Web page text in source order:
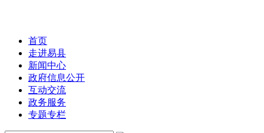
首页
走进易县
新闻中心
政府信息公开
互动交流
政务服务
专题专栏